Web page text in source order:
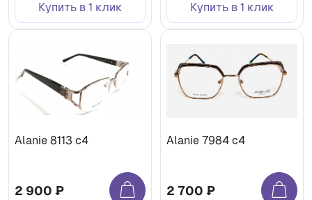
Купить в 1 клик Купить в 1 клик
Alanie 8113 c4
2 900 ₽
Alanie 7984 c4
2 700 ₽